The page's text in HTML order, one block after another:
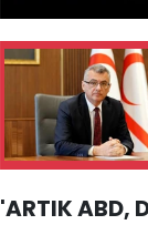
'ARTIK ABD,